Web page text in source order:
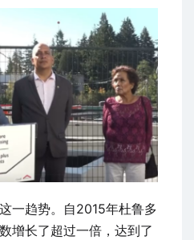
一趋势。自2015年杜鲁多
增长了超过一倍，达到了